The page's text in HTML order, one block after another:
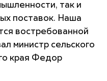
так и
поставок. Наша
востребованной
министр сельского
края Федор